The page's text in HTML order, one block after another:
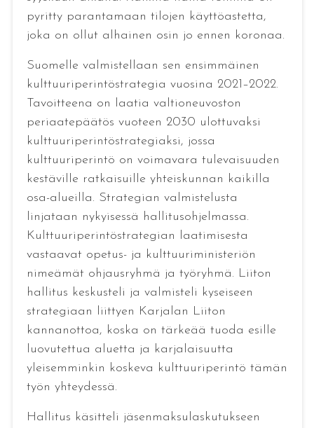
pyritty parantamaan tilojen käyttöastetta,
joka on ollut alhainen osin jo ennen koronaa.
Suomelle valmistellaan sen ensimmäinen
kulttuuriperintöstrategia vuosina 2021–2022.
Tavoitteena on laatia valtioneuvoston
periaatepäätös vuoteen 2030 ulottuvaksi
kulttuuriperintöstrategiaksi, jossa
kulttuuriperintö on voimavara tulevaisuuden
kestäville ratkaisuille yhteiskunnan kaikilla
osa-alueilla. Strategian valmistelusta
linjataan nykyisessä hallitusohjelmassa.
Kulttuuriperintöstrategian laatimisesta
vastaavat opetus- ja kulttuuriministeriön
nimeämät ohjausryhmä ja työryhmä. Liiton
hallitus keskusteli ja valmisteli kyseiseen
strategiaan liittyen Karjalan Liiton
kannanottoa, koska on tärkeää tuoda esille
luovutettua aluetta ja karjalaisuutta
yleisemminkin koskeva kulttuuriperintö tämän
työn yhteydessä.
Hallitus käsitteli jäsenmaksulaskutukseen